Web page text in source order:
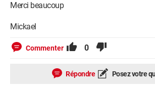
Merci beaucoup
Mickael
Commenter 0
Répondre Posez votre